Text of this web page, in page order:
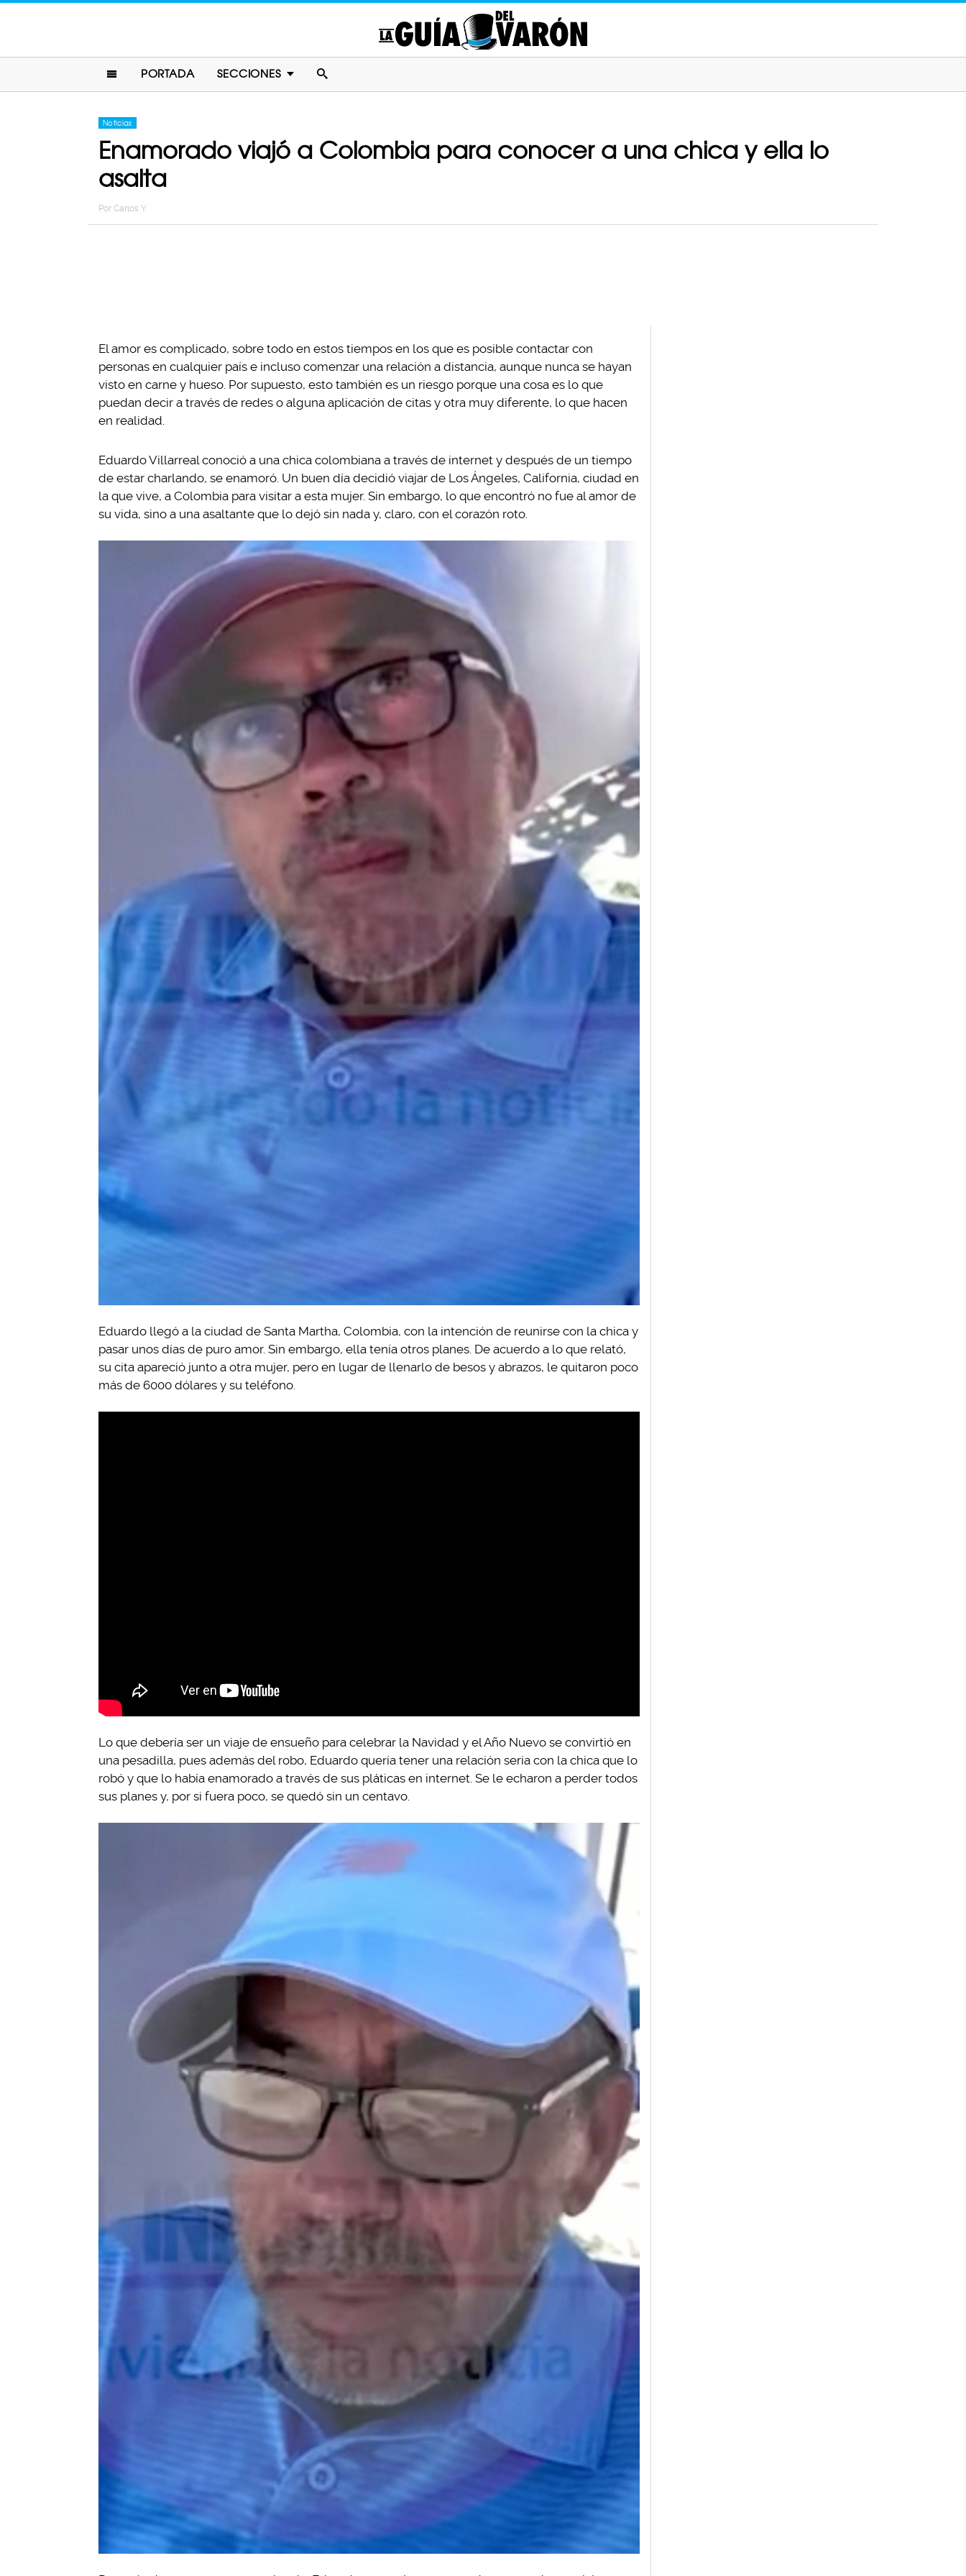
PORTADA SECCIONES
Noticias
Enamorado viajó a Colombia para conocer a una chica y ella lo
asalta
Por Carlos Y
El amor es complicado, sobre todo en estos tiempos en los que es posible contactar con
personas en cualquier país e incluso comenzar una relación a distancia, aunque nunca se hayan
visto en carne y hueso. Por supuesto, esto también es un riesgo porque una cosa es lo que
puedan decir a través de redes o alguna aplicación de citas y otra muy diferente, lo que hacen
en realidad.
Eduardo Villarreal conoció a una chica colombiana a través de internet y después de un tiempo
de estar charlando, se enamoró. Un buen día decidió viajar de Los Ángeles, California, ciudad en
la que vive, a Colombia para visitar a esta mujer. Sin embargo, lo que encontró no fue al amor de
su vida, sino a una asaltante que lo dejó sin nada y, claro, con el corazón roto.
Eduardo llegó a la ciudad de Santa Martha, Colombia, con la intención de reunirse con la chica y
pasar unos días de puro amor. Sin embargo, ella tenía otros planes. De acuerdo a lo que relató,
su cita apareció junto a otra mujer, pero en lugar de llenarlo de besos y abrazos, le quitaron poco
más de 6000 dólares y su teléfono.
Lo que debería ser un viaje de ensueño para celebrar la Navidad y el Año Nuevo se convirtió en
una pesadilla, pues además del robo, Eduardo quería tener una relación seria con la chica que lo
robó y que lo había enamorado a través de sus pláticas en internet. Se le echaron a perder todos
sus planes y, por si fuera poco, se quedó sin un centavo.